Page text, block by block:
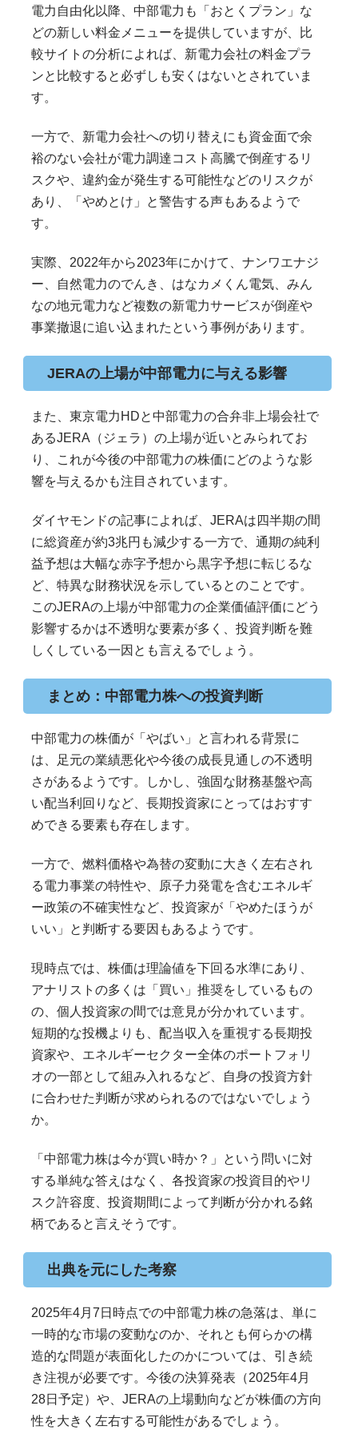
電力自由化以降、中部電力も「おとくプラン」な
どの新しい料金メニューを提供していますが、比
較サイトの分析によれば、新電力会社の料金プラ
ンと比較すると必ずしも安くはないとされていま
す。
一方で、新電力会社への切り替えにも資金面で余
裕のない会社が電力調達コスト高騰で倒産するリ
スクや、違約金が発生する可能性などのリスクが
あり、「やめとけ」と警告する声もあるようで
す。
実際、2022年から2023年にかけて、ナンワエナジ
ー、自然電力のでんき、はなカメくん電気、みん
なの地元電力など複数の新電力サービスが倒産や
事業撤退に追い込まれたという事例があります。
JERAの上場が中部電力に与える影響
また、東京電力HDと中部電力の合弁非上場会社で
あるJERA（ジェラ）の上場が近いとみられてお
り、これが今後の中部電力の株価にどのような影
響を与えるかも注目されています。
ダイヤモンドの記事によれば、JERAは四半期の間
に総資産が約3兆円も減少する一方で、通期の純利
益予想は大幅な赤字予想から黒字予想に転じるな
ど、特異な財務状況を示しているとのことです。
このJERAの上場が中部電力の企業価値評価にどう
影響するかは不透明な要素が多く、投資判断を難
しくしている一因とも言えるでしょう。
まとめ：中部電力株への投資判断
中部電力の株価が「やばい」と言われる背景に
は、足元の業績悪化や今後の成長見通しの不透明
さがあるようです。しかし、強固な財務基盤や高
い配当利回りなど、長期投資家にとってはおすす
めできる要素も存在します。
一方で、燃料価格や為替の変動に大きく左右され
る電力事業の特性や、原子力発電を含むエネルギ
ー政策の不確実性など、投資家が「やめたほうが
いい」と判断する要因もあるようです。
現時点では、株価は理論値を下回る水準にあり、
アナリストの多くは「買い」推奨をしているもの
の、個人投資家の間では意見が分かれています。
短期的な投機よりも、配当収入を重視する長期投
資家や、エネルギーセクター全体のポートフォリ
オの一部として組み入れるなど、自身の投資方針
に合わせた判断が求められるのではないでしょう
か。
「中部電力株は今が買い時か？」という問いに対
する単純な答えはなく、各投資家の投資目的やリ
スク許容度、投資期間によって判断が分かれる銘
柄であると言えそうです。
出典を元にした考察
2025年4月7日時点での中部電力株の急落は、単に
一時的な市場の変動なのか、それとも何らかの構
造的な問題が表面化したのかについては、引き続
き注視が必要です。今後の決算発表（2025年4月
28日予定）や、JERAの上場動向などが株価の方向
性を大きく左右する可能性があるでしょう。